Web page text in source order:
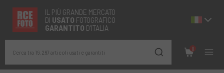
IL PIÙ GRANDE MERCATO
DI USATO FOTOGRAFICO
GARANTITO D’ITALIA
Cerca tra 19.267 articoli usati e garantiti
0